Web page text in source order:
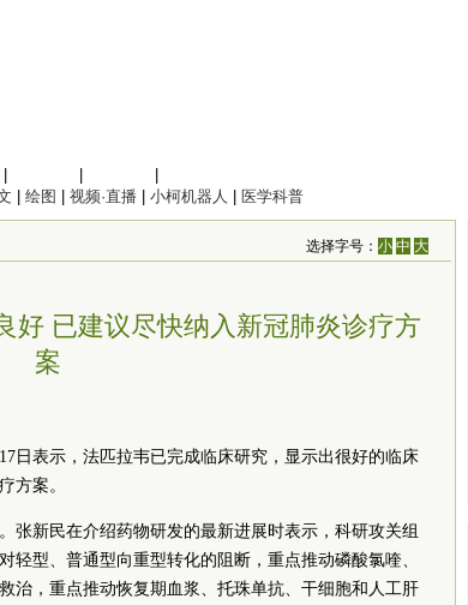
绘图 视频·直播 小柯机器人 医学科普
选择字号：小 中 大
好 已建议尽快纳入新冠肺炎诊疗方
案
日表示，法匹拉韦已完成临床研究，显示出很好的临床
方案。
张新民在介绍药物研发的最新进展时表示，科研攻关组
轻型、普通型向重型转化的阻断，重点推动磷酸氯喹、
治，重点推动恢复期血浆、托珠单抗、干细胞和人工肝